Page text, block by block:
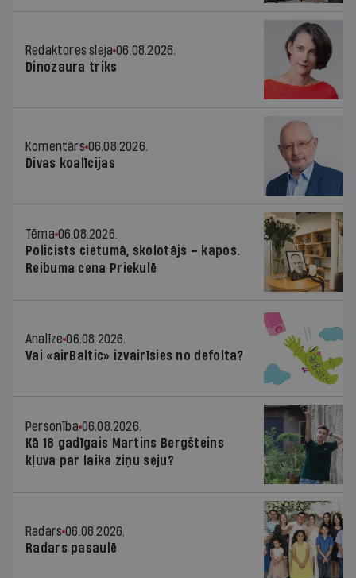
Redaktores sleja 06.08.2026.
Dinozaura triks
Komentārs 06.08.2026.
Divas koalīcijas
Tēma 06.08.2026.
Policists cietumā, skolotājs – kapos.
Reibuma cena Priekulē
Analīze 06.08.2026.
Vai «airBaltic» izvairīsies no defolta?
Personība 06.08.2026.
Kā 18 gadīgais Martins Bergšteins
kļuva par laika ziņu seju?
Radars 06.08.2026.
Radars pasaulē